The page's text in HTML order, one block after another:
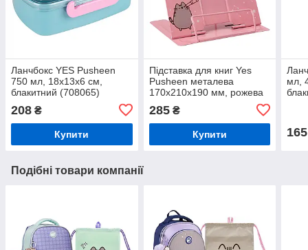
Ланчбокс YES Pusheen
750 мл, 18х13х6 см,
блакитний (708065)
208 ₴
Купити
Підставка для книг Yes
Pusheen металева
170x210x190 мм, рожева
285₴
Купити
мл,
165
Подібні товари компанії